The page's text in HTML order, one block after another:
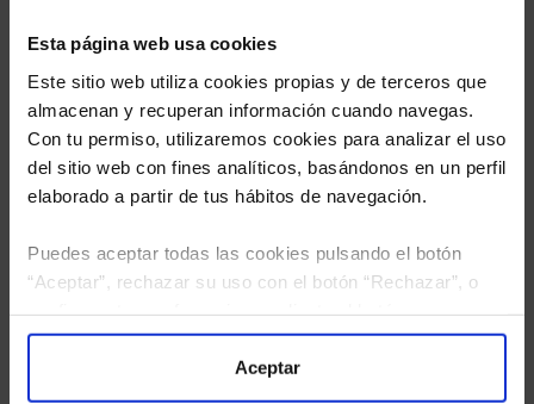
Esta página web usa cookies
Este sitio web utiliza cookies propias y de terceros que
almacenan y recuperan información cuando navegas.
Con tu permiso, utilizaremos cookies para analizar el uso
del sitio web con fines analíticos, basándonos en un perfil
elaborado a partir de tus hábitos de navegación.
Puedes aceptar todas las cookies pulsando el botón
“Aceptar”, rechazar su uso con el botón “Rechazar”, o
“Configuración”. Consulta nuestraPolítica
para más información.
Aceptar
He leído